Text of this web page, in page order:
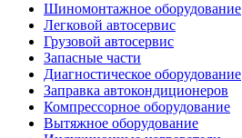
Шиномонтажное оборудование
Легковой автосервис
Грузовой автосервис
Запасные части
Диагностическое оборудование
Заправка автокондиционеров
Компрессорное оборудование
Вытяжное оборудование